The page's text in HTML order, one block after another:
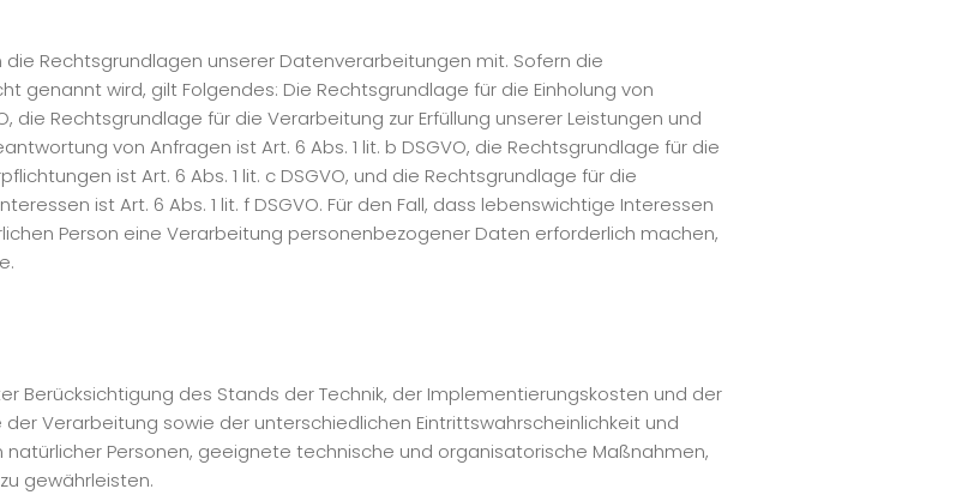
die Rechtsgrundlagen unserer Datenverarbeitungen mit. Sofern die
genannt wird, gilt Folgendes: Die Rechtsgrundlage für die Einholung von
die Rechtsgrundlage für die Verarbeitung zur Erfüllung unserer Leistungen und
von Anfragen ist Art. 6 Abs. 1 lit. b DSGVO, die Rechtsgrundlage für die
ist Art. 6 Abs. 1 lit. c DSGVO, und die Rechtsgrundlage für die
ist Art. 6 Abs. 1 lit. f DSGVO. Für den Fall, dass lebenswichtige Interessen
Person eine Verarbeitung personenbezogener Daten erforderlich machen,
Berücksichtigung des Stands der Technik, der Implementierungskosten und der
Verarbeitung sowie der unterschiedlichen Eintrittswahrscheinlichkeit und
natürlicher Personen, geeignete technische und organisatorische Maßnahmen,
gewährleisten.